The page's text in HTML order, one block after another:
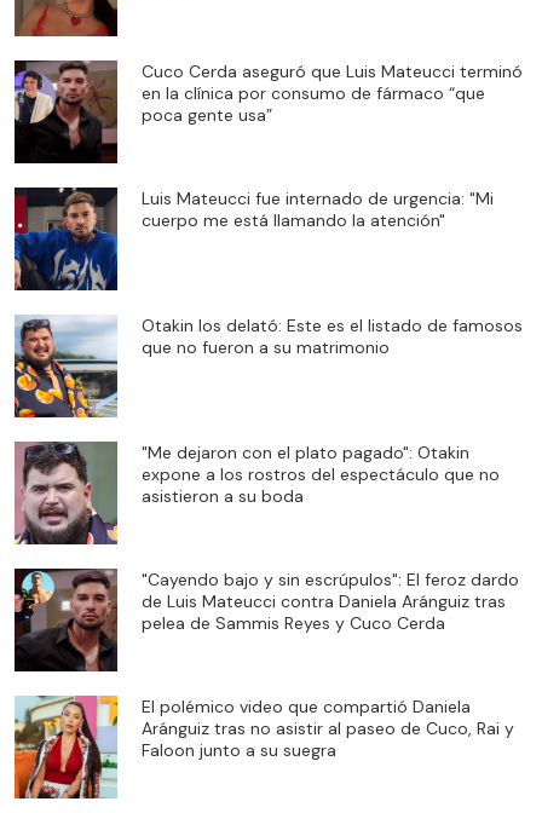
Cuco Cerda aseguró que Luis Mateucci terminó
en la clínica por consumo de fármaco “que
poca gente usa”
Luis Mateucci fue internado de urgencia: "Mi
cuerpo me está llamando la atención"
Otakin los delató: Este es el listado de famosos
que no fueron a su matrimonio
"Me dejaron con el plato pagado": Otakin
expone a los rostros del espectáculo que no
asistieron a su boda
"Cayendo bajo y sin escrúpulos": El feroz dardo
de Luis Mateucci contra Daniela Aránguiz tras
pelea de Sammis Reyes y Cuco Cerda
El polémico video que compartió Daniela
Aránguiz tras no asistir al paseo de Cuco, Rai y
Faloon junto a su suegra